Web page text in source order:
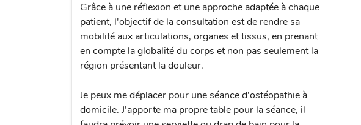
Grâce à une réflexion et une approche adaptée à chaque
patient, l'objectif de la consultation est de rendre sa
mobilité aux articulations, organes et tissus, en prenant
en compte la globalité du corps et non pas seulement la
région présentant la douleur.
Je peux me déplacer pour une séance d'ostéopathie à
domicile. J'apporte ma propre table pour la séance, il